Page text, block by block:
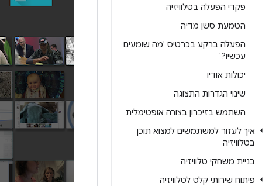
פקדי הפעלה בטלוויזיה
הטמעת סשן מדיה
הפעלה ברקע בכרטיס 'מה שומעים
עכשיו?'
יכולות אודיו
שינוי הגדרות התצוגה
השתמש בזיכרון בצורה אופטימלית
איך לעזור למשתמשים למצוא תוכן
בטלוויזיה
בניית משחקי טלוויזיה
פיתוח שירותי קלט לטלוויזיה